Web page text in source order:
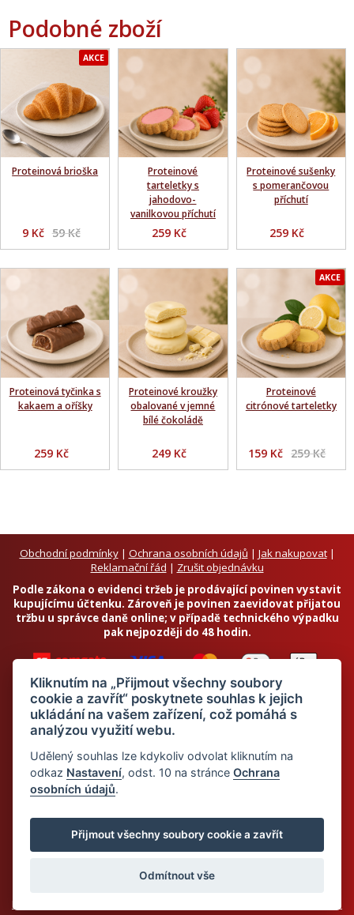
Podobné zboží
AKCE
Proteinová brioška
9 Kč 59 Kč
Proteinové
tarteletky s
jahodovo-
vanilkovou příchutí
259 Kč
Proteinové sušenky
s pomerančovou
příchutí
259 Kč
Proteinová tyčinka s
kakaem a oříšky
259 Kč
Proteinové kroužky
obalované v jemné
bílé čokoládě
249 Kč
AKCE
Proteinové
citrónové tarteletky
159 Kč 259 Kč
Obchodní podmínky| Ochrana osobních údajů | Jak nakupovat|
Reklamační řád | Zrušit objednávku
Podle zákona o evidenci tržeb je prodávající povinen vystavit
kupujícímu účtenku. Zároveň je povinen zaevidovat přijatou
tržbu u správce daně online; v případě technického výpadku
pak nejpozději do 48 hodin.
Chci odebírat newsletter
© 2026 Dietalegre - bílkovinná dieta pro zdravé hubnutí
Mapa stránek Crespo, s.r.o.
Kliknutím na „Přijmout všechny soubory
cookie a zavřít“ poskytnete souhlas k jejich
ukládání na vašem zařízení, což pomáhá s
analýzou využití webu.
Udělený souhlas lze kdykoliv odvolat kliknutím na
odkaz Nastavení, odst. 10 na stránceOchrana
osobních údajů.
Přijmout všechny soubory cookie a zavřít
Odmítnout vše